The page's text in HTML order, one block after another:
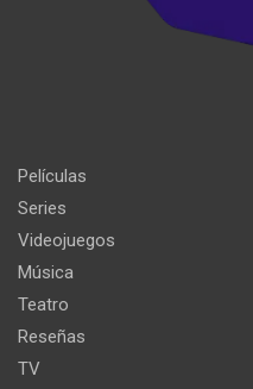
Películas
Series
Videojuegos
Música
Teatro
Reseñas
TV